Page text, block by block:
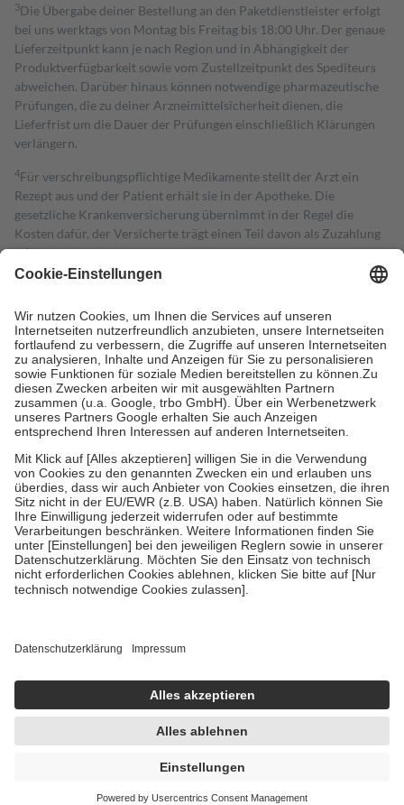
3Die Übergabe deiner Bestellung an den Paketdienstleister erfolgt
bei uns werktags von Montag bis Freitag bis 18:00 Uhr. Der genaue
Lieferzeitpunkt kann je nach Region und in Abhängigkeit der
Produktverfügbarkeit sowie vom Zustellzeitpunkt des Spediteurs
abweichen. Darüber hinaus können notwendige pharmazeutische
Prüfungen, die zu deiner Arzneimittelsicherheit dienen, die
Lieferfrist um die Dauer der Prüfungen einschließlich Klärungen
verlängern.
4Für verschreibungspflichtige Medikamente stellt der Arzt ein
Rezept aus und der Patient erhält sie in der Apotheke. Die
gesetzliche Krankenversicherung übernimmt in der Regel die
Kosten dafür, der Versicherte trägt einen Teil davon als Zuzahlung
mit.
Grundsätzlich leisten Mitglieder Zuzahlungen in Höhe von zehn
höchstens zehn Euro.
Es sind jedoch nie mehr als die tatsächlichen
Kosten der Leistung zu entrichten.
Diese Regeln gelten grundsätzlich auch für Online-Apotheken.
Bei Heilmitteln und häuslicher Krankenpflege beträgt die
Zuzahlung zehn Prozent der Kosten sowie zehn Euro je
Verordnung.
Um das Engagement der Versicherten für ihre eigene Gesundheit zu
stärken und die besondere Stellung der Familie zu unterstützen,
fallenkeine Zuzahlungenan bei:
• Kindern und Jugendlichen bis zum vollendeten 18. Lebensjahr
mit Ausnahme der Fahrkosten
• Untersuchungen zur Vorsorge und Früherkennung, die von der
GKV getragen werden
• empfohlenen Schutzimpfungen
• Harn- und Blutteststreifen
getroffen, um sicherzustellen, dass es sich um echte Bewertungen
https://help.etrusted.com/hc/de/articles/4419944605341
Einige Bilder und Inhalte wurden unter Zuhilfenahme künstlicher